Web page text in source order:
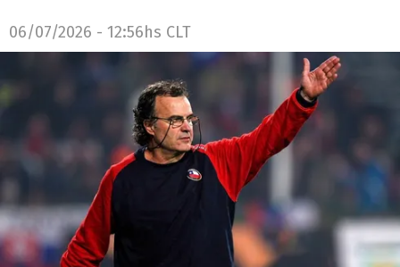
06/07/2026 - 12:56hs CLT